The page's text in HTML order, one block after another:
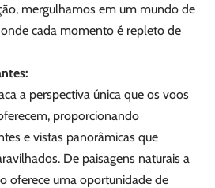
mergulhamos em um mundo de
cada momento é repleto de
a perspectiva única que os voos
proporcionando
e vistas panorâmicas que
De paisagens naturais a
oferece uma oportunidade de